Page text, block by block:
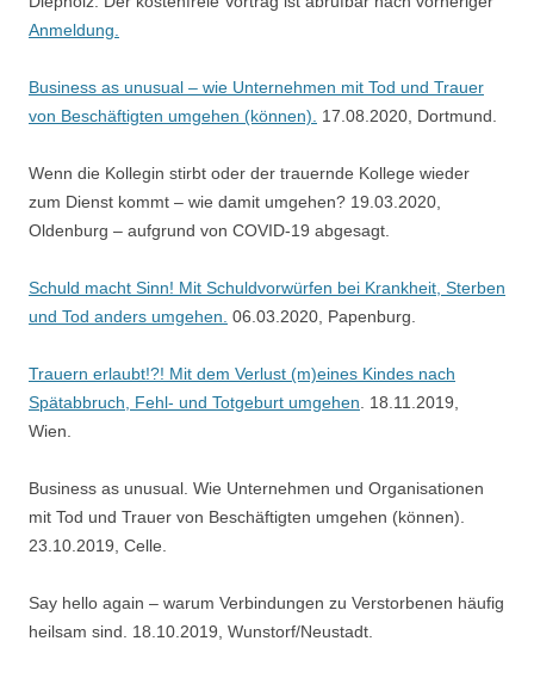
Anmeldung.
Business as unusual – wie Unternehmen mit Tod und Trauer
von Beschäftigten umgehen (können).
17.08.2020, Dortmund.
Wenn die Kollegin stirbt oder der trauernde Kollege wieder
zum Dienst kommt – wie damit umgehen? 19.03.2020,
Oldenburg – aufgrund von COVID-19 abgesagt.
Schuld macht Sinn! Mit Schuldvorwürfen bei Krankheit, Sterben
und Tod anders umgehen. 06.03.2020, Papenburg.
Trauern erlaubt!?! Mit dem Verlust (m)eines Kindes nach
Spätabbruch, Fehl- und Totgeburt umgehen . 18.11.2019,
Wien.
Business as unusual. Wie Unternehmen und Organisationen
mit Tod und Trauer von Beschäftigten umgehen (können).
23.10.2019, Celle.
Say hello again – warum Verbindungen zu Verstorbenen häufig
heilsam sind. 18.10.2019, Wunstorf/Neustadt.